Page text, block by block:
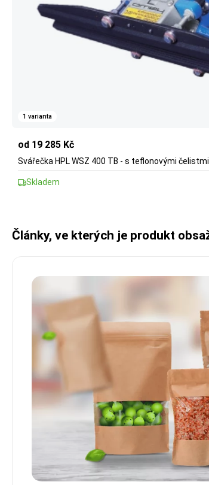
1 varianta
od 19 285 Kč
Svářečka HPL WSZ 400 TB - s teflonovými čelistmi
Skladem
Články, ve kterých je produkt